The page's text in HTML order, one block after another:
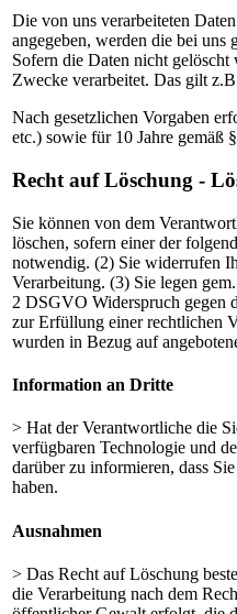
Die von uns verarbeiteten
angegeben, werden die bei
Sofern die Daten nicht
Zwecke verarbeitet. Das gilt
Nach gesetzlichen Vorgaben
etc.) sowie für 10 Jahre gemäß
Recht auf Löschung -
Sie können von dem
löschen, sofern einer der
notwendig. (2) Sie widerrufen
Verarbeitung. (3) Sie legen
2 DSGVO Widerspruch gegen
zur Erfüllung einer rechtlichen
wurden in Bezug auf
Information an Dritte
> Hat der Verantwortliche die
verfügbaren Technologie und
darüber zu informieren, dass
haben.
Ausnahmen
> Das Recht auf Löschung
die Verarbeitung nach dem